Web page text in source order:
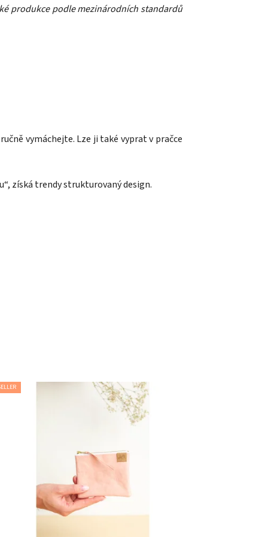
produkce podle mezinárodních standardů
vymáchejte. Lze ji také vyprat v pračce
získá trendy strukturovaný design.